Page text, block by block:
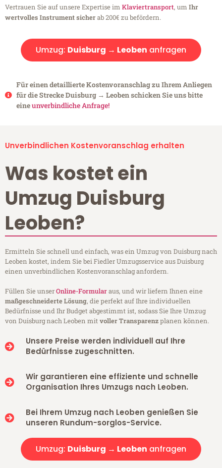
Vertrauen Sie auf unsere Expertise im Klaviertransport, um Ihr
wertvolles Instrument sicherab 200€ zu befördern.
Umzug: Duisburg → Leoben anfragen
Für einen detaillierte Kostenvoranschlag zu Ihrem Anliegen
für die Strecke Duisburg → Leoben schicken Sie uns bitte
eineunverbindliche Anfrage!
Unverbindlichen Kostenvoranschlag erhalten
Was kostet ein
Umzug Duisburg
Leoben?
Ermitteln Sie schnell und einfach, was ein Umzug von Duisburg nach
Leoben kostet, indem Sie bei Fiedler Umzugsservice aus Duisburg
einen unverbindlichen Kostenvoranschlag anfordern.
Füllen Sie unserOnline-Formularaus, und wir liefern Ihnen eine
maßgeschneiderte Lösung, die perfekt auf Ihre individuellen
Bedürfnisse und Ihr Budget abgestimmt ist, sodass Sie Ihre Umzug
von Duisburg nach Leoben mitvoller Transparenzplanen können.
Unsere Preise werden individuell auf Ihre
Bedürfnisse zugeschnitten.
Wir garantieren eine effiziente und schnelle
Organisation Ihres Umzugs nach Leoben.
Bei Ihrem Umzug nach Leoben genießen Sie
unseren Rundum-sorglos-Service.
Umzug: Duisburg → Leoben anfragen